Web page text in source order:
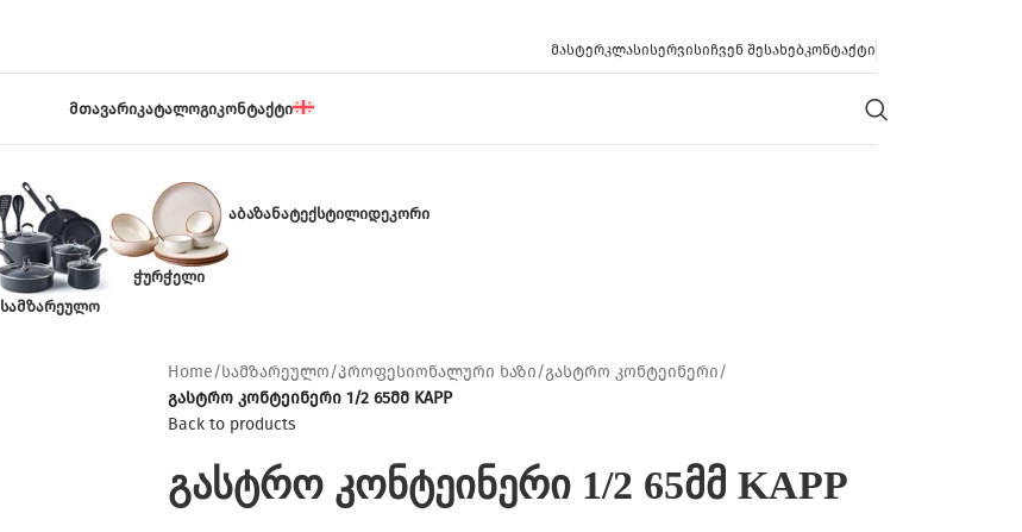
ᲛᲐᲡᲢᲔᲠᲙᲚᲐᲡᲘᲡᲔᲠᲕᲘᲡᲘᲩᲕᲔᲜ ᲨᲔᲡᲐᲮᲔᲑᲙᲝᲜᲢᲐᲥᲢᲘ
ᲛᲗᲐᲕᲐᲠᲘᲙᲐᲢᲐᲚᲝᲒᲘᲙᲝᲜᲢᲐᲥᲢᲘ
ᲡᲐᲛᲖᲐᲠᲔᲣᲚᲝ
ᲭᲣᲠᲭᲔᲚᲘ
ᲐᲑᲐᲖᲐᲜᲐᲢᲔᲥᲡᲢᲘᲚᲘᲓᲔᲙᲝᲠᲘ
Home/სამზარეულო/პროფესიონალური ხაზი/გასტრო კონტეინერი/
გასტრო კონტეინერი 1/2 65მმ KAPP
Back to products
გასტრო კონტეინერი 1/2 65მმ KAPP